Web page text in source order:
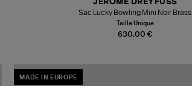
630,00 €
JEROME DREYFUSS
Sac Lucky Bowling Mini Noir Brass
Taille Unique
MADE IN EUROPE